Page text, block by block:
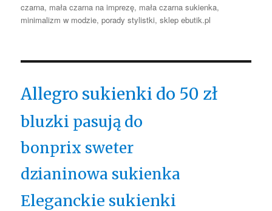
czarna, mała czarna na imprezę, mała czarna sukienka,
minimalizm w modzie,porady stylistki,sklep ebutik.pl
Allegro sukienki do 50 zł
bluzki pasują do
bonprix sweter
dzianinowa sukienka
Eleganckie sukienki